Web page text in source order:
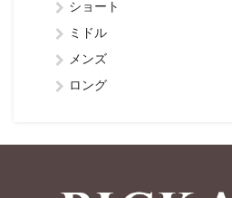
ショート
ミドル
メンズ
ロング